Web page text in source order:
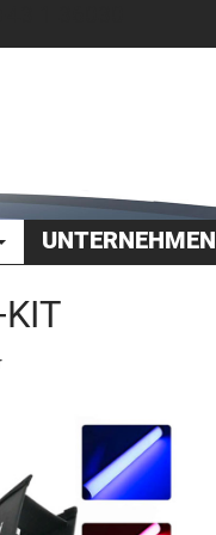
UNTERNEHMEN